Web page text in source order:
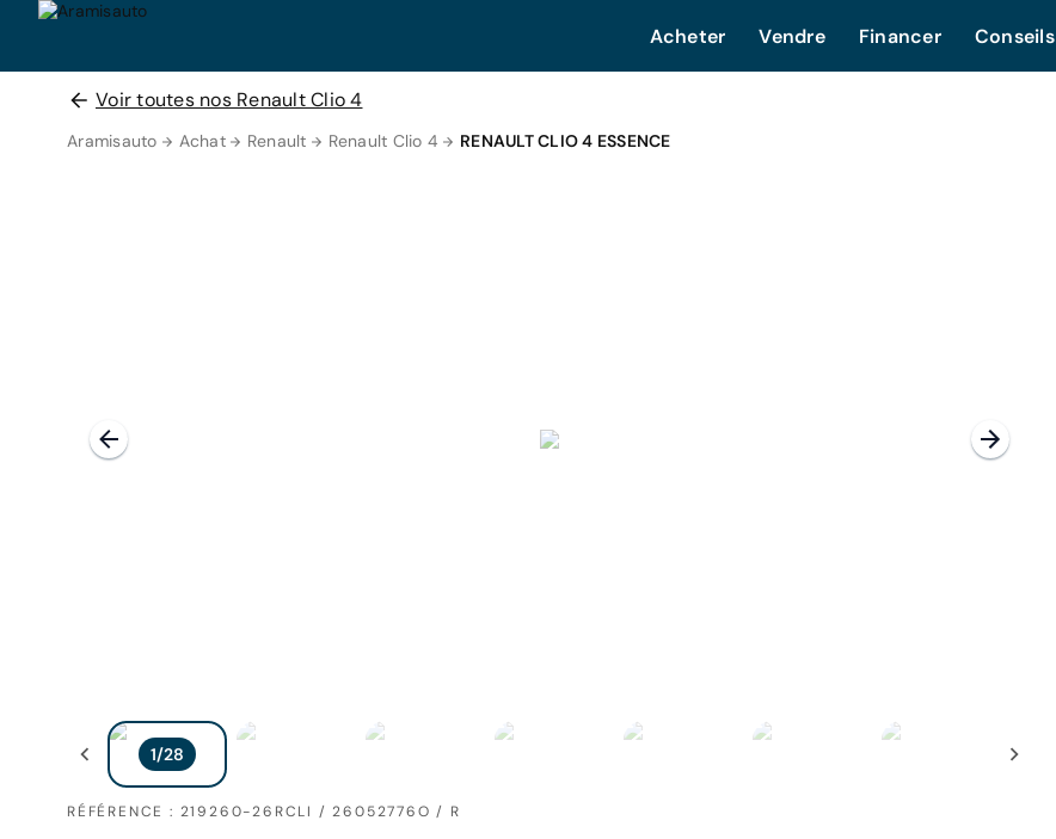
Acheter Vendre Financer Conseils
Voir toutes nos Renault Clio 4
Aramisauto Achat Renault Renault Clio 4 RENAULT CLIO 4 ESSENCE
RÉFÉRENCE : 219260-26RCLI / 26052776O / R